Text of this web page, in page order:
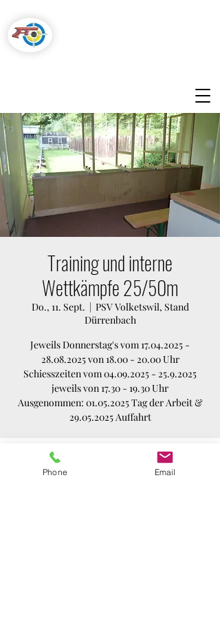
Training und interne
Wettkämpfe 25/50m
Do., 11. Sept.
  |
PSV Volketswil, Stand
Dürrenbach
Jeweils Donnerstag's vom 17.04.2025 -
28.08.2025 von 18.00 - 20.00 Uhr
Schiesszeiten vom 04.09.2025 - 25.9.2025
jeweils von 17.30 - 19.30 Uhr
Ausgenommen: 01.05.2025 Tag der Arbeit &
29.05.2025 Auffahrt
Zeit & Ort
Phone Email